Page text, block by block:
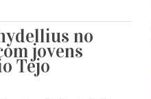
no
jovens
Tejo